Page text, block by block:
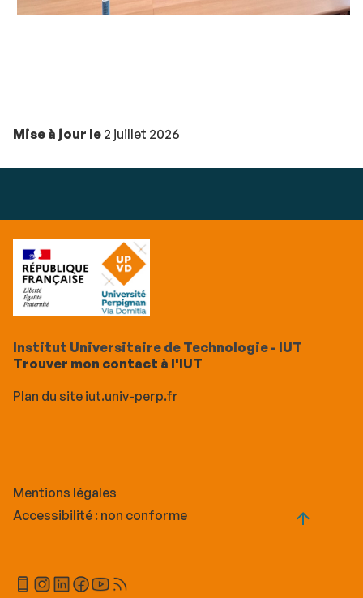
Mise à jour le 2 juillet 2026
Institut Universitaire de Technologie - IUT
Trouver mon contact à l'IUT
Plan du site iut.univ-perp.fr
Mentions légales
Accessibilité : non conforme